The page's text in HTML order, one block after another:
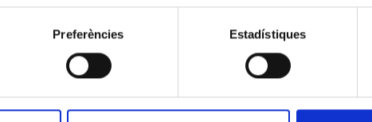
Preferències Estadístiques